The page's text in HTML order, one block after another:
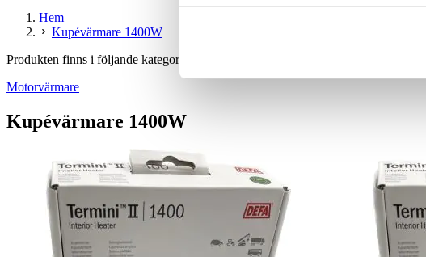
Hem
Kupévärmare 1400W
Produkten finns i följande kategorier:
Motorvärmare
Kupévärmare 1400W